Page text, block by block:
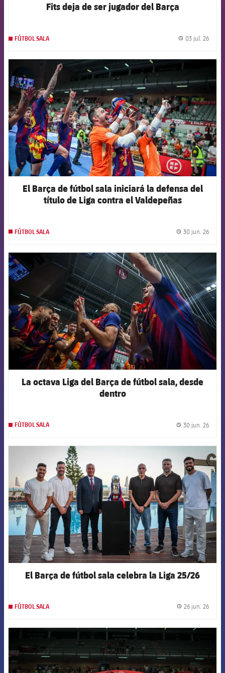
Fits deja de ser jugador del Barça
FÚTBOL SALA 03 jul. 26
FCB Barcelona badge
El Barça de fútbol sala iniciará la defensa del
título de Liga contra el Valdepeñas
FÚTBOL SALA 30 jun. 26
FCB Barcelona badge
La octava Liga del Barça de fútbol sala, desde
dentro
FÚTBOL SALA 30 jun. 26
El Barça de fútbol sala celebra la Liga 25/26
FÚTBOL SALA 26 jun. 26
FCB Barcelona badge